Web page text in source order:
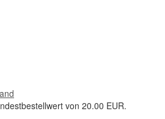
von 20.00 EUR.